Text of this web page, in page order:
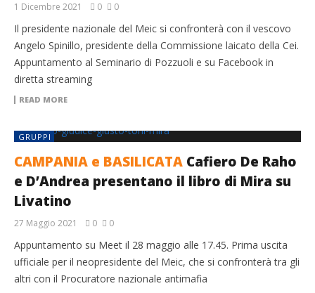
1 Dicembre 2021 0 0
Il presidente nazionale del Meic si confronterà con il vescovo
Angelo Spinillo, presidente della Commissione laicato della Cei.
Appuntamento al Seminario di Pozzuoli e su Facebook in
diretta streaming
READ MORE
GRUPPI
CAMPANIA e BASILICATA Cafiero De Raho
e D’Andrea presentano il libro di Mira su
Livatino
27 Maggio 2021 0 0
Appuntamento su Meet il 28 maggio alle 17.45. Prima uscita
ufficiale per il neopresidente del Meic, che si confronterà tra gli
altri con il Procuratore nazionale antimafia